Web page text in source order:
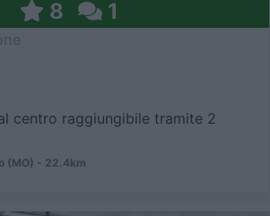
8 1
centro raggiungibile tramite 2
(MO) - 22.4km